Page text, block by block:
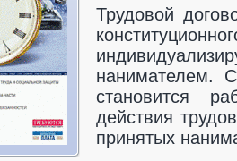
Трудовой
нанимателем.
становится
действия
принятых